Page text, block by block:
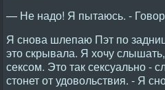
— Не надо! Я пытаюсь. -
Я снова шлепаю Пэт по
это скрывала. Я хочу
сексом. Это так сексуально -
стонет от удовольствия. - Я